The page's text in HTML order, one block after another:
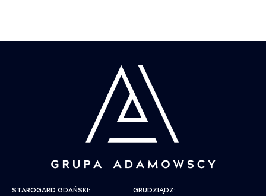
STAROGARD GDAŃSKI: GRUDZIĄDZ: